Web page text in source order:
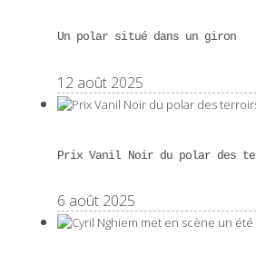
Un polar situé dans un giron
12 août 2025
Prix Vanil Noir du polar des
6 août 2025